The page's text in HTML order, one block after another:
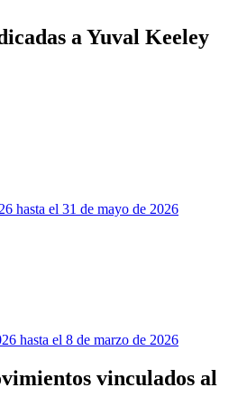
a Yuval Keeley
hasta el 31 de mayo de 2026
hasta el 8 de marzo de 2026
vinculados al